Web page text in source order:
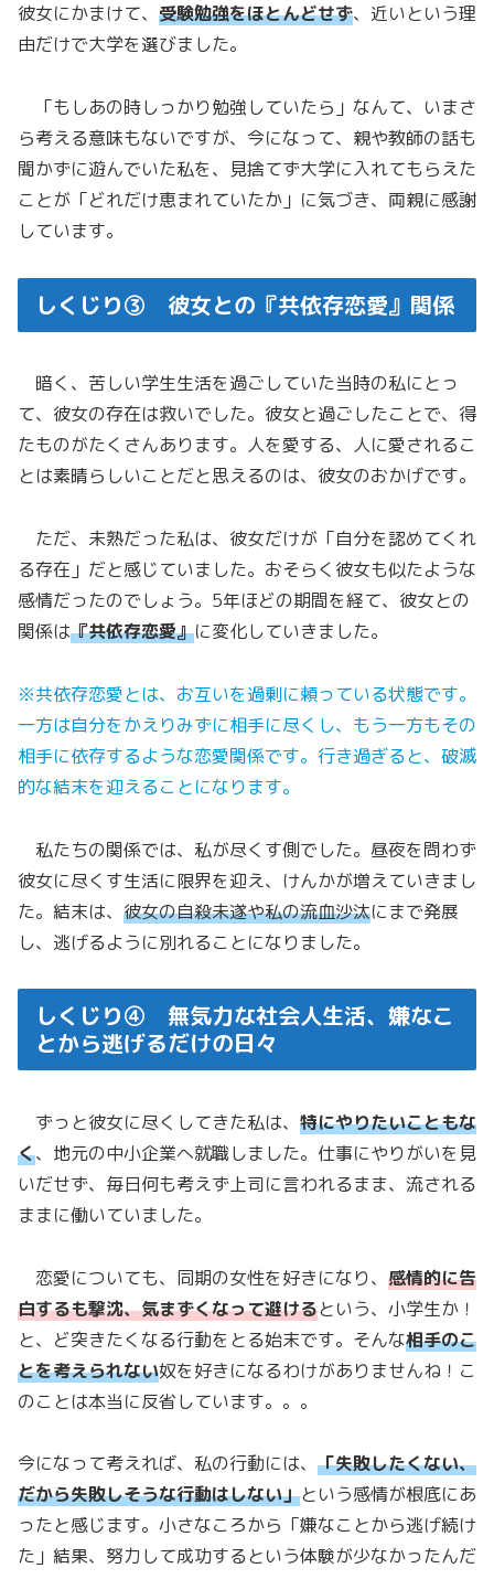
彼女にかまけて、 受験勉強をほとんどせず、近いという理
由だけで大学を選びました。
「もしあの時しっかり勉強していたら」なんて、いまさ
ら考える意味もないですが、今になって、親や教師の話も
聞かずに遊んでいた私を、見捨てず大学に入れてもらえた
ことが「どれだけ恵まれていたか」に気づき、両親に感謝
しています。
しくじり③ 彼女との『共依存恋愛』関係
暗く、苦しい学生生活を過ごしていた当時の私にとっ
て、彼女の存在は救いでした。彼女と過ごしたことで、得
たものがたくさんあります。人を愛する、人に愛されるこ
とは素晴らしいことだと思えるのは、彼女のおかげです。
ただ、未熟だった私は、彼女だけが「自分を認めてくれ
る存在」だと感じていました。おそらく彼女も似たような
感情だったのでしょう。5年ほどの期間を経て、彼女との
関係は『共依存恋愛』に変化していきました。
※共依存恋愛とは、お互いを過剰に頼っている状態です。
一方は自分をかえりみずに相手に尽くし、もう一方もその
相手に依存するような恋愛関係です。行き過ぎると、破滅
的な結末を迎えることになります。
私たちの関係では、私が尽くす側でした。昼夜を問わず
彼女に尽くす生活に限界を迎え、けんかが増えていきまし
た。結末は、 彼女の自殺未遂や私の流血沙汰にまで発展
し、逃げるように別れることになりました。
しくじり④ 無気力な社会人生活、嫌なこ
とから逃げるだけの日々
ずっと彼女に尽くしてきた私は、 特にやりたいこともな
く、地元の中小企業へ就職しました。仕事にやりがいを見
いだせず、毎日何も考えず上司に言われるまま、流される
ままに働いていました。
恋愛についても、同期の女性を好きになり、 感情的に告
白するも撃沈、気まずくなって避けるという、小学生か！
と、ど突きたくなる行動をとる始末です。そんな相手のこ
とを考えられない奴を好きになるわけがありませんね！こ
のことは本当に反省しています。。。
今になって考えれば、私の行動には、 「失敗したくない、
だから失敗しそうな行動はしない」という感情が根底にあ
ったと感じます。小さなころから「嫌なことから逃げ続け
た」結果、努力して成功するという体験が少なかったんだ